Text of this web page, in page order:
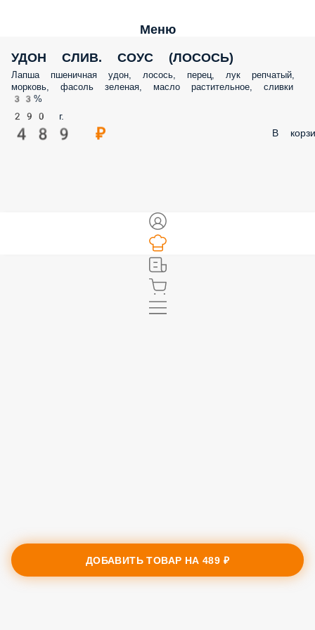
Меню
УДОН СЛИВ. СОУС (ЛОСОСЬ)
Лапша пшеничная удон, лосось, перец, лук репчатый,
морковь, фасоль зеленая, масло растительное, сливки
33%
290 г.
489 ₽ В
ДОБАВИТЬ ТОВАР НА489 ₽